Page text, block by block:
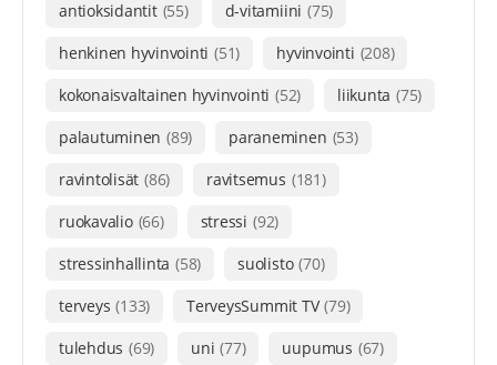
antioksidantit (55) d-vitamiini (75)
henkinen hyvinvointi (51) hyvinvointi (208)
kokonaisvaltainen hyvinvointi (52) liikunta (75)
palautuminen (89) paraneminen (53)
ravintolisät (86) ravitsemus (181)
ruokavalio (66) stressi (92)
stressinhallinta (58) suolisto (70)
terveys (133) TerveysSummit TV (79)
tulehdus (69) uni (77) uupumus (67)